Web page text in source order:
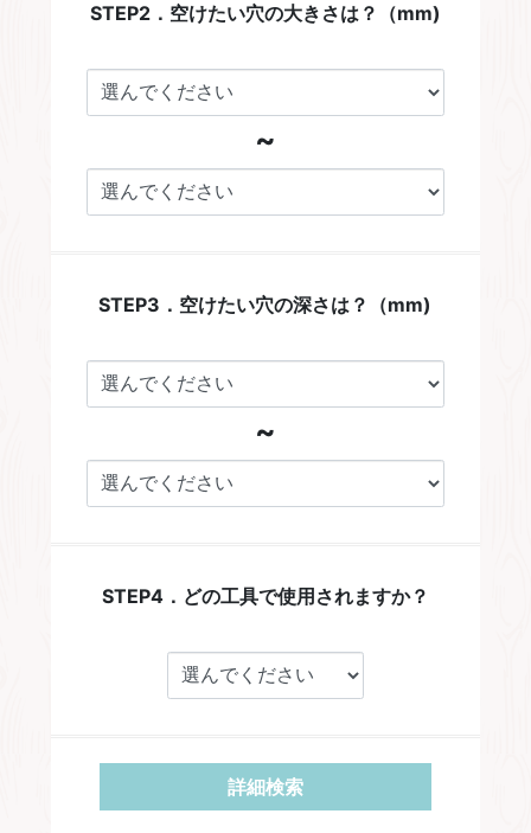
STEP2．空けたい穴の大きさは？（mm)
~
STEP3．空けたい穴の深さは？（mm)
~
STEP4．どの工具で使用されますか？
詳細検索